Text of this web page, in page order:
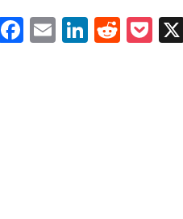
WhatsApp
Facebook
EmailLinkedIn
Reddit